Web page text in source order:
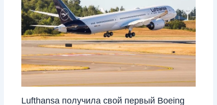
Lufthansa получила свой первый Boeing